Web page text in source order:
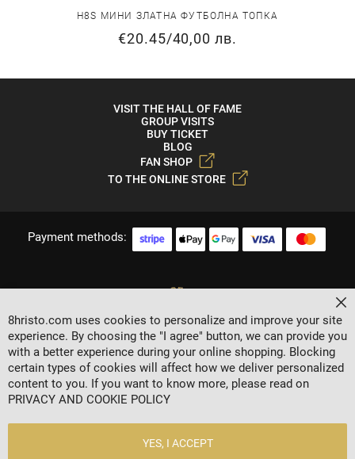
H8S МИНИ ЗЛАТНА ФУТБОЛНА ТОПКА
€20.45/40,00 лв.
VISIT THE HALL OF FAME
GROUP VISITS
BUY TICKET
BLOG
FAN SHOP
TO THE ONLINE STORE
Payment methods:
2024 © 8 AGENCY
Contacts
8hristo.com uses cookies to personalize and improve your site
experience. By choosing the "I agree" button, we can provide you
with a better experience during your online shopping. Blocking
certain types of cookies will affect how we deliver personalized
content to you. If you want to know more, please read on
PRIVACY AND COOKIE POLICY
YES, I ACCEPT